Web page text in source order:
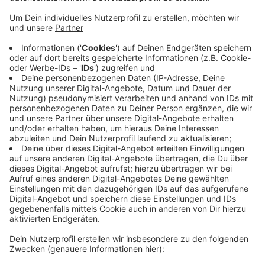
Kreistierärzte auf den Fall aufmerksam gemacht.
Veröffentlicht:Montag, 30.10.2023 07:17
Anzeige
Die Katzen hatten verfilztes Fell, waren ansonsten
aber gesund. Züchten darf die Frau künftig keine
Katzen mehr. Sie durfte aber vier der Tiere behalten.
Die anderen konnten im Tierheim Troisdorf und beim
Tierschutzverein Siebengebirge untergebracht
werden. Interessenten können sich direkt dorthin
wenden.
Anzeige